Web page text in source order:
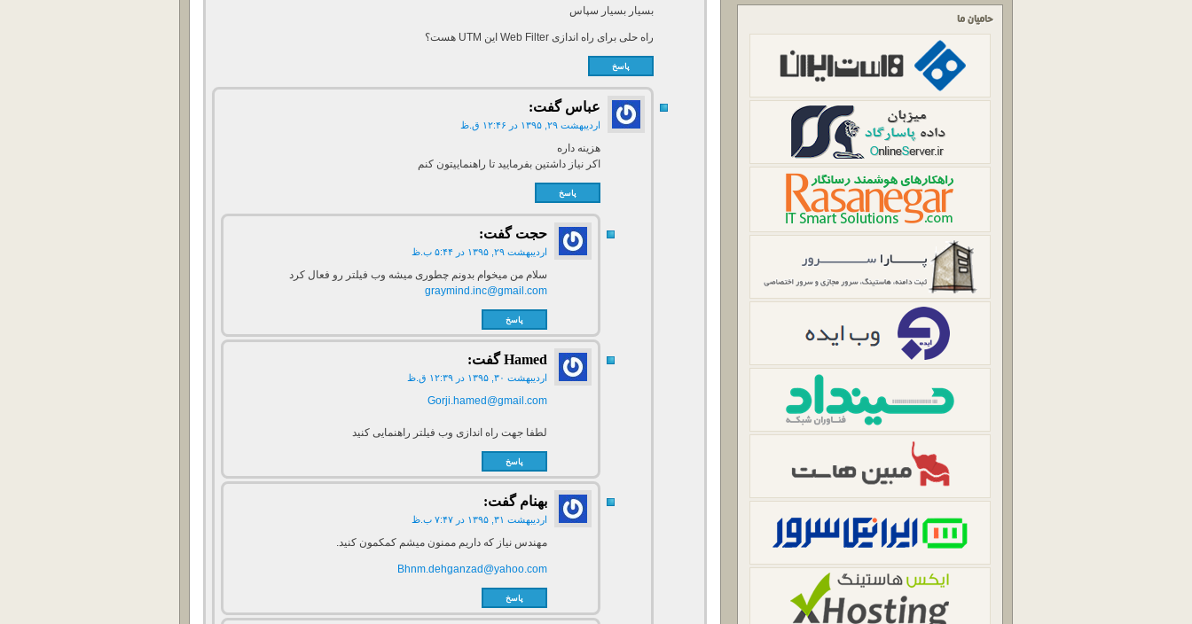
حامیان ما
بسیار بسیار سپاس
راه حلی برای راه اندازی Web Filter این UTM هست؟
پاسخ
عباس گفت:
اردیبهشت ۲۹, ۱۳۹۵ در ۱۲:۴۶ ق.ظ
هزینه داره
اکر نیاز داشتین بفرمایید تا راهنماییتون کنم
پاسخ
حجت گفت:
اردیبهشت ۲۹, ۱۳۹۵ در ۵:۴۴ ب.ظ
سلام من میخوام بدونم چطوری میشه وب فیلتر رو فعال کرد
graymind.inc@gmail.com
پاسخ
Hamed گفت:
اردیبهشت ۳۰, ۱۳۹۵ در ۱۲:۳۹ ق.ظ
Gorji.hamed@gmail.com
لطفا جهت راه اندازی وب فیلتر راهنمایی کنید
پاسخ
بهنام گفت:
اردیبهشت ۳۱, ۱۳۹۵ در ۷:۴۷ ب.ظ
مهندس نیاز که داریم ممنون میشم کمکمون کنید.
Bhnm.dehganzad@yahoo.com
پاسخ